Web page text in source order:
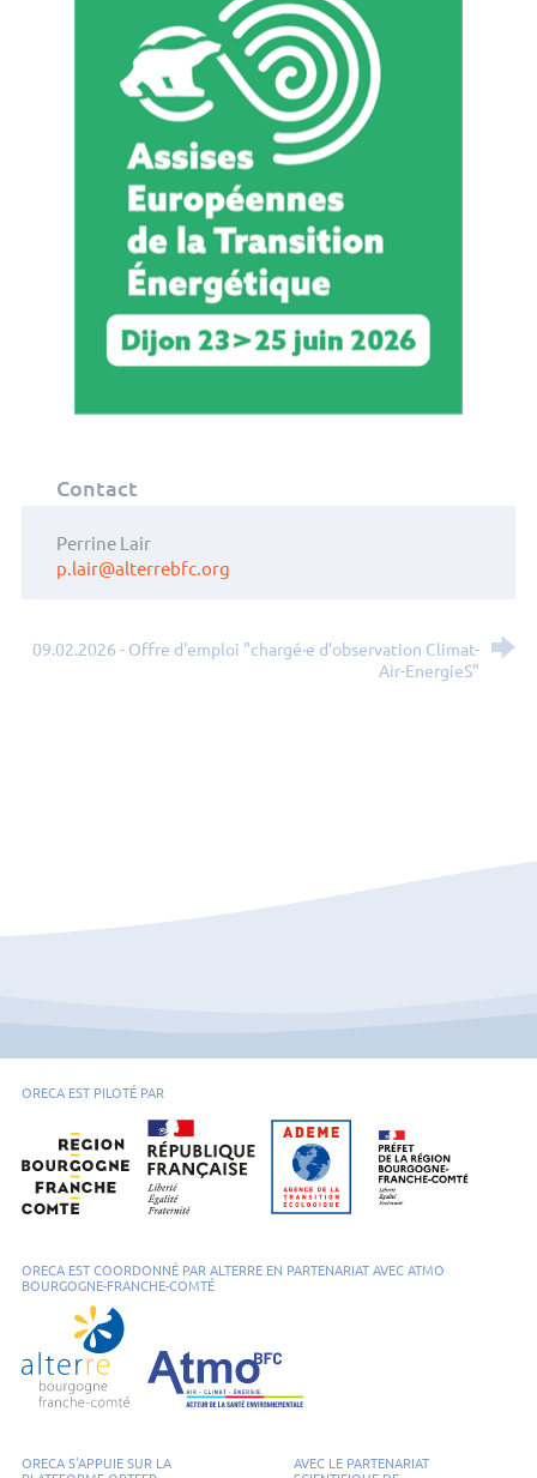
Contact
Perrine Lair
p.lair@alterrebfc.org
09.02.2026 - Offre d'emploi "chargé·e d’observation Climat-
Air-EnergieS"
ORECA EST PILOTÉ PAR
Région Bourgogne-Franche-Comté
Ademe Bourgogne-Franche-Comté
ORECA EST COORDONNÉ PAR ALTERRE EN PARTENARIAT AVEC ATMO
BOURGOGNE-FRANCHE-COMTÉ
Alterre Bourgogne-Franche-Comté
ORECA S'APPUIE SUR LA
AVEC LE PARTENARIAT